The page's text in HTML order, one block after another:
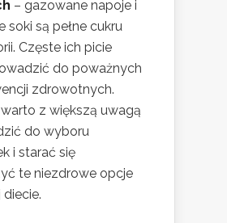
– gazowane napoje i
soki są pełne cukru
Częste ich picie
do poważnych
zdrowotnych.
z większą uwagą
do wyboru
i starać się
te niezdrowe opcje